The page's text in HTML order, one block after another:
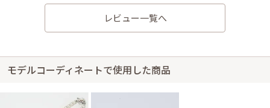
レビュー一覧へ
モデルコーディネートで使用した商品